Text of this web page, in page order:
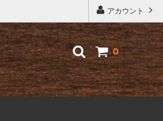
アカウント
0